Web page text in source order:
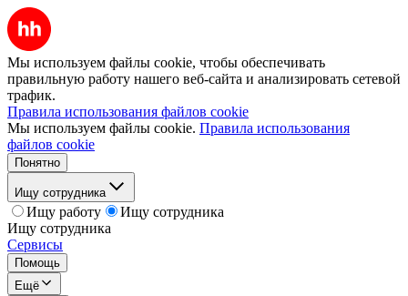
Мы используем файлы cookie, чтобы обеспечивать
правильную работу нашего веб-сайта и анализировать сетевой
трафик.
Правила использования файлов cookie
Мы используем файлы cookie. Правила использования
файлов cookie
Понятно
Ищу сотрудника
Ищу работу
Ищу сотрудника
Ищу сотрудника
Сервисы
Помощь
Ещё